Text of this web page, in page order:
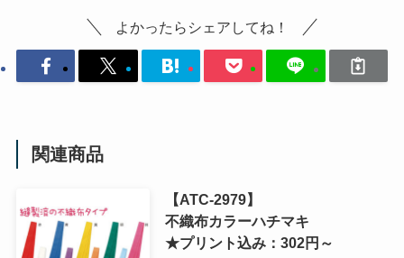
よかったらシェアしてね！
関連商品
【ATC-2979】
不織布カラーハチマキ
★プリント込み：302円～